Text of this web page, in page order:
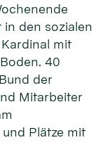
in den sozialen
mit
40
der
Mitarbeiter
Plätze mit